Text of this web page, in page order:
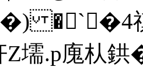
p�) �`�4
Z壖.p廆朲